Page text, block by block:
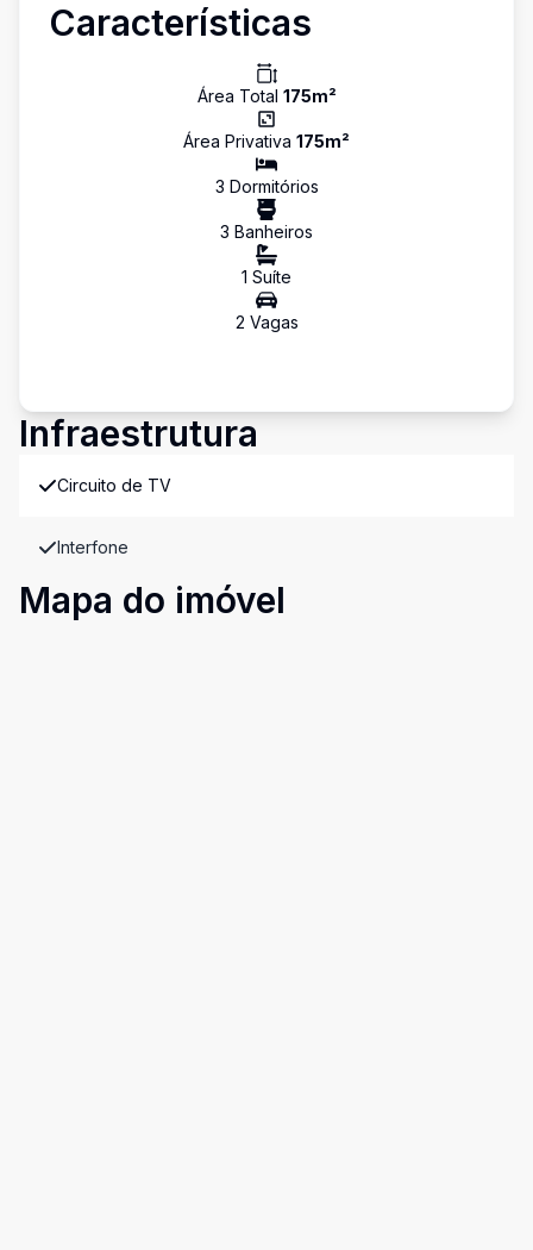
Características
Área Total 175m²
Área Privativa 175m²
3 Dormitórios
3 Banheiros
1 Suíte
2 Vagas
Infraestrutura
Circuito de TV
Interfone
Mapa do imóvel